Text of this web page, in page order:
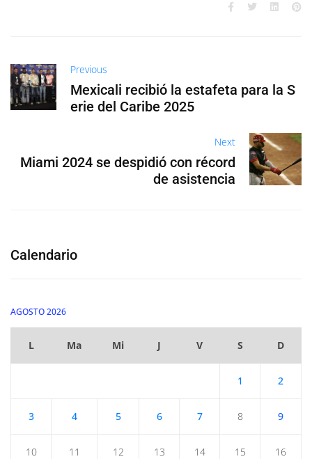
Previous
Mexicali recibió la estafeta para la S
erie del Caribe 2025
Next
Miami 2024 se despidió con récord
de asistencia
Calendario
AGOSTO 2026
L Ma Mi J V S D
1 2
3 4 5 6 7 8 9
10 11 12 13 14 15 16